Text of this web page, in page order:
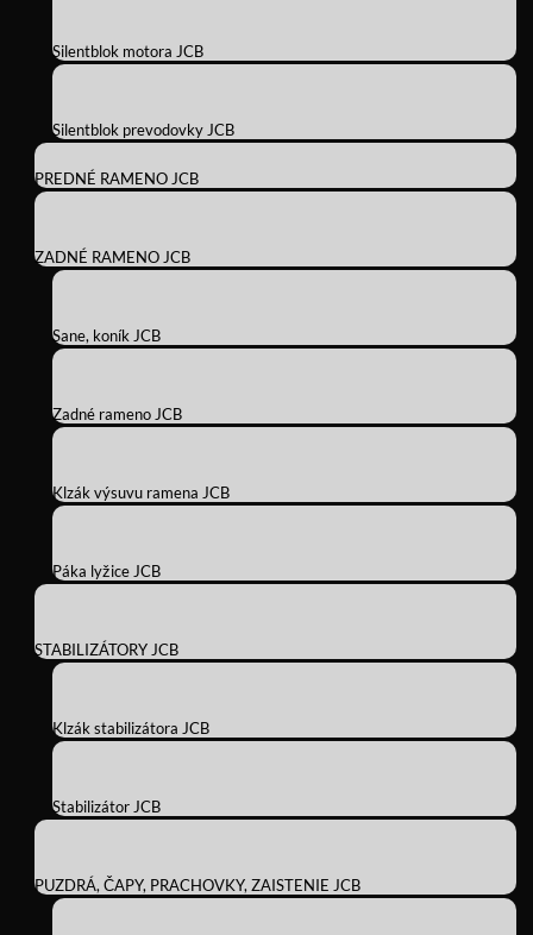
Silentblok motora JCB
Silentblok prevodovky JCB
PREDNÉ RAMENO JCB
ZADNÉ RAMENO JCB
Sane, koník JCB
Zadné rameno JCB
Klzák výsuvu ramena JCB
Páka lyžice JCB
STABILIZÁTORY JCB
Klzák stabilizátora JCB
Stabilizátor JCB
PUZDRÁ, ČAPY, PRACHOVKY, ZAISTENIE JCB